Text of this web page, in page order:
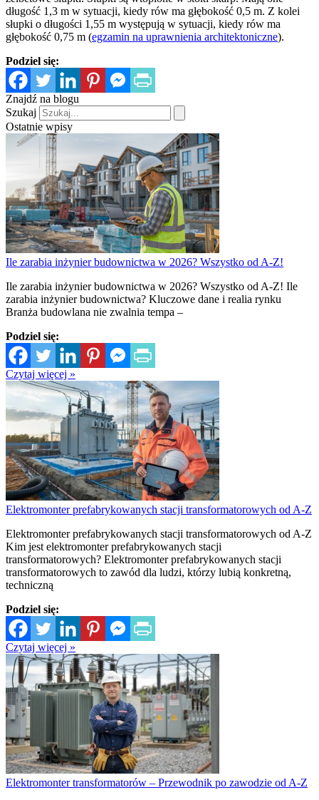
długość 1,3 m w sytuacji, kiedy rów ma głębokość 0,5 m. Z kolei
słupki o długości 1,55 m występują w sytuacji, kiedy rów ma
głębokość 0,75 m (egzamin na uprawnienia architektoniczne).
Podziel się:
Znajdź na blogu
Szukaj
Ostatnie wpisy
Ile zarabia inżynier budownictwa w 2026? Wszystko od A-Z!
Ile zarabia inżynier budownictwa w 2026? Wszystko od A-Z! Ile
zarabia inżynier budownictwa? Kluczowe dane i realia rynku
Branża budowlana nie zwalnia tempa –
Podziel się:
Czytaj więcej »
Elektromonter prefabrykowanych stacji transformatorowych od A-Z
Elektromonter prefabrykowanych stacji transformatorowych od A-Z
Kim jest elektromonter prefabrykowanych stacji
transformatorowych? Elektromonter prefabrykowanych stacji
transformatorowych to zawód dla ludzi, którzy lubią konkretną,
techniczną
Podziel się:
Czytaj więcej »
Elektromonter transformatorów – Przewodnik po zawodzie od A-Z